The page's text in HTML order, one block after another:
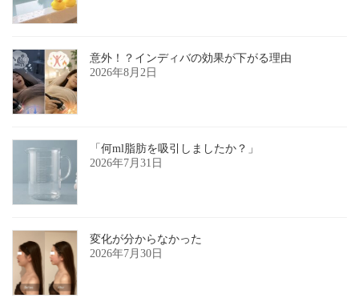
意外！？インディバの効果が下がる理由
2026年8月2日
「何ml脂肪を吸引しましたか？」
2026年7月31日
変化が分からなかった
2026年7月30日